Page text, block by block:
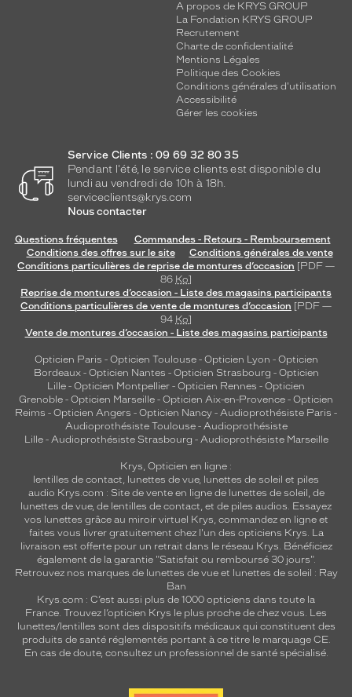
A propos de KRYS GROUP
La Fondation KRYS GROUP
Recrutement
Charte de confidentialité
Mentions Légales
Politique des Cookies
Conditions générales d'utilisation
Accessibilité
Gérer les cookies
Service Clients : 09 69 32 80 35
Pendant l'été, le service clients est disponible du
lundi au vendredi de 10h à 18h.
serviceclients@krys.com
Nous contacter
Questions fréquentes
Commandes - Retours - Remboursement
Conditions des offres sur le site
Conditions générales de vente
Conditions particulières de reprise de montures d’occasion [PDF —
86 Ko]
Reprise de montures d’occasion - Liste des magasins participants
Conditions particulières de vente de montures d’occasion [PDF —
94 Ko]
Vente de montures d’occasion - Liste des magasins participants
Opticien Paris - Opticien Toulouse- Opticien Lyon - Opticien
Bordeaux- Opticien Nantes - Opticien Strasbourg - Opticien
Lille - Opticien Montpellier - Opticien Rennes - Opticien
Grenoble - Opticien Marseille - Opticien Aix-en-Provence - Opticien
Reims - Opticien Angers - Opticien Nancy - Audioprothésiste Paris -
Audioprothésiste Toulouse- Audioprothésiste
Lille- Audioprothésiste Strasbourg - Audioprothésiste Marseille
Krys, Opticien en ligne :
lentilles de contact, lunettes de vue, lunettes de soleil et piles
audio Krys.com : Site de vente en ligne de lunettes de soleil, de
lunettes de vue, de lentilles de contact, et de piles audios. Essayez
vos lunettes grâce au miroir virtuel Krys, commandez en ligne et
faites vous livrer gratuitement chez l'un des opticiens Krys. La
livraison est offerte pour un retrait dans le réseau Krys. Bénéficiez
également de la garantie "Satisfait ou remboursé 30 jours".
Retrouvez nos marques de lunettes de vue et lunettes de soleil : Ray
Ban
Krys.com : C’est aussi plus de 1000 opticiens dans toute la
France. Trouvez l’opticien Krys le plus proche de chez vous. Les
lunettes/lentilles sont des dispositifs médicaux qui constituent des
produits de santé réglementés portant à ce titre le marquage CE.
En cas de doute, consultez un professionnel de santé spécialisé.